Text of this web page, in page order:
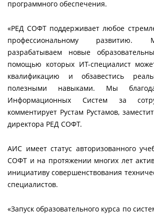
программного обеспечения.
«РЕД СОФТ поддерживает любое
профессиональному развитию.
разрабатываем новые
помощью которых ИТ-специалист
квалификацию и обзавестись
полезными навыками. Мы
Информационных Систем за
комментирует Рустам Рустамов,
директора РЕД СОФТ.
АИС имеет статус авторизованного
СОФТ и на протяжении многих лет
инициативу совершенствования
специалистов.
«Запуск образовательного курса по